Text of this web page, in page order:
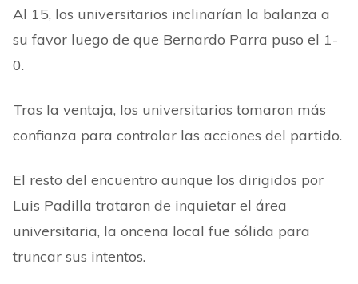
Al 15, los universitarios inclinarían la balanza a
su favor luego de que Bernardo Parra puso el 1-
0.
Tras la ventaja, los universitarios tomaron más
confianza para controlar las acciones del partido.
El resto del encuentro aunque los dirigidos por
Luis Padilla trataron de inquietar el área
universitaria, la oncena local fue sólida para
truncar sus intentos.